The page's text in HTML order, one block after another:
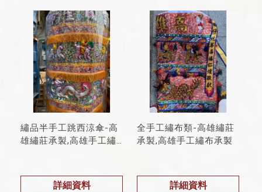
繡品半手工跳西涼傘-高
雄繡莊承製,高雄手工繡
詳細資料
全手工繡布類-高雄繡莊
承製,高雄手工繡布承製
詳細資料